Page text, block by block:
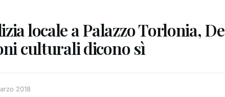
locale a Palazzo Torlonia, De
culturali dicono sì
2018